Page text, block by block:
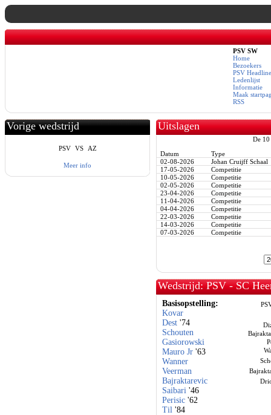
PSV SW
Home
Bezoekers
PSV
Ledenlijst
Informatie
Maak
RSS
Vorige wedstrijd
PSV VS AZ
Meer info
Uitslagen
De 10
Datum
Type
02-08-2026
Johan Cruijff Schaal
17-05-2026
Competitie
10-05-2026
Competitie
02-05-2026
Competitie
23-04-2026
Competitie
11-04-2026
Competitie
04-04-2026
Competitie
22-03-2026
Competitie
14-03-2026
Competitie
07-03-2026
Competitie
Wedstrijd: PSV - SC
Basisopstelling:
Kovar
Dest'74
Schouten
Gasiorowski
Mauro Jr'63
Wanner
Veerman
Bajraktarevic
Saibari'46
Perisic'62
Til'84